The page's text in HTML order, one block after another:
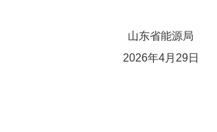
山东省能源局
2026年4月29日